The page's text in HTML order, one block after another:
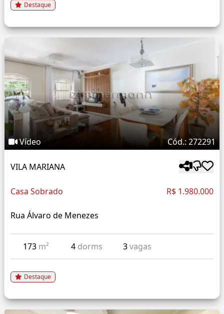
Destaque
Vídeo Cód.: 272291
VILA MARIANA
Casa Sobrado R$ 1.980.000
Rua Álvaro de Menezes
173 m² 4 dorms 3vagas
Destaque